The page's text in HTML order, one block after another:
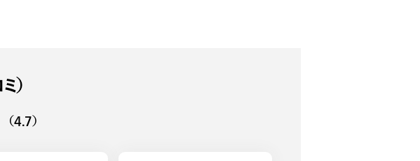
）
（4.7）